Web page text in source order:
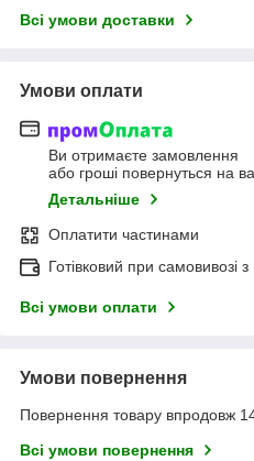
Всі умови доставки
Умови оплати
Ви отримаєте замовлення
або гроші повернуться на
Детальніше
Оплатити частинами
Готівковий при самовивозі з
Всі умови оплати
Умови повернення
Повернення товару впродовж
Всі умови повернення